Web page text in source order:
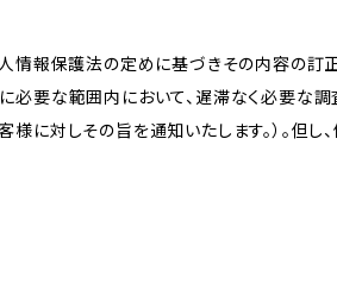
情報保護法の定めに基づきその内容の訂
要な範囲内において、遅滞なく必要な
に対しその旨を通知いたします。）。但